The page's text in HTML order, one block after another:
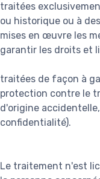
traitées
ou historique ou à
mises en œuvre les
garantir les droits et
traitées de façon à
protection contre le
d'origine
confidentialité).
Le traitement n'est